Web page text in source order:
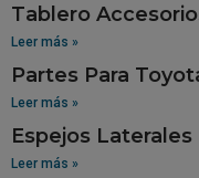
Tablero
Leer más »
Partes Para
Leer más »
Espejos
Leer más »